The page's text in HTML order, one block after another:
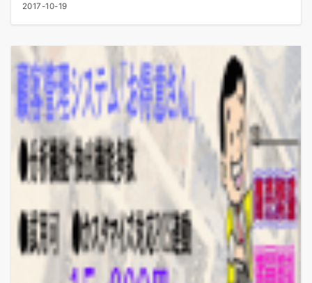
2017-10-19